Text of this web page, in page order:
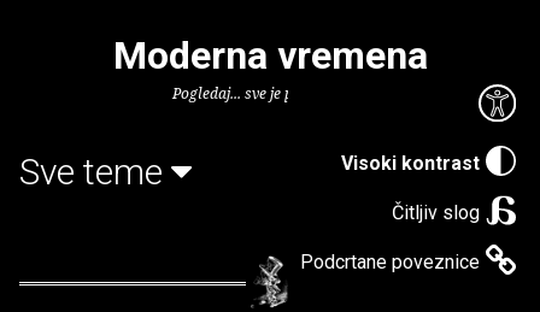
Visoki kontrast
Čitljiv slog
Podcrtane poveznice
Moderna vremena
Pogledaj... sve je puno knjiga.
Sve teme